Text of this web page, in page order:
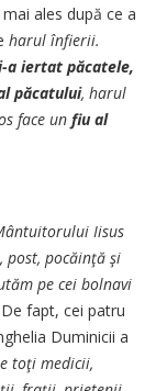
ales după ce a
harul înfierii.
a iertat păcatele,
păcatului, harul
face un fiu al
Iisus
post, pocăinţă şi
pe cei bolnavi
De fapt, cei patru
Duminicii a
toţi medicii,